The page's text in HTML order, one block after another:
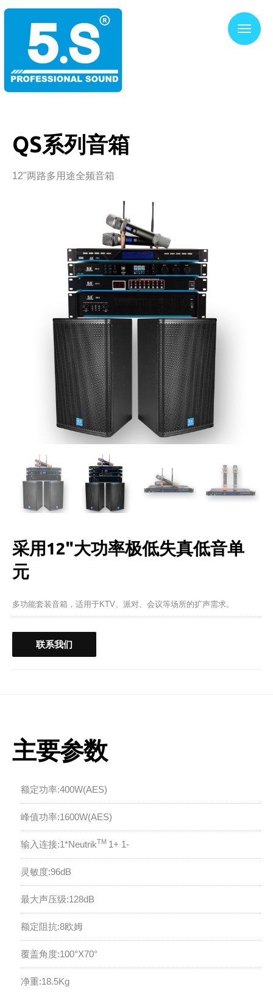
QS系列音箱
12"两路多用途全频音箱
采用12"大功率极低失真低音单
元
多功能套装音箱，适用于KTV、派对、会议等场所的扩声需求。
联系我们
主要参数
额定功率:400W(AES)
峰值功率:1600W(AES)
输入连接:1*NeutrikTM 1+ 1-
灵敏度:96dB
最大声压级:128dB
额定阻抗:8欧姆
覆盖角度:100°X70°
净重:18.5Kg